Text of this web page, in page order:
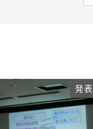
発表